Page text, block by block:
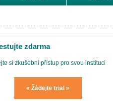
zdarma
si zkušební přístup pro svou instituci
« Žádejte trial »